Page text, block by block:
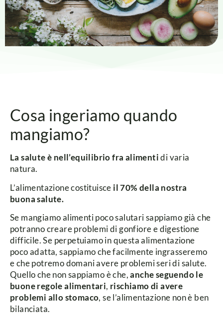
Cosa ingeriamo quando
mangiamo?
La salute è nell’equilibrio fra alimentidi varia
natura.
L’alimentazione costituisce il 70% della nostra
buona salute.
Se mangiamo alimenti poco salutari sappiamo già che
potranno creare problemi di gonfiore e digestione
difficile.Se perpetuiamo in questa alimentazione
poco adatta, sappiamo che facilmente ingrasseremo
e che potremo domani avere problemi seri di salute.
Quello che non sappiamo è che,anche seguendo le
buone regole alimentari, rischiamo di avere
problemi allo stomaco, se l’alimentazione non è ben
bilanciata.